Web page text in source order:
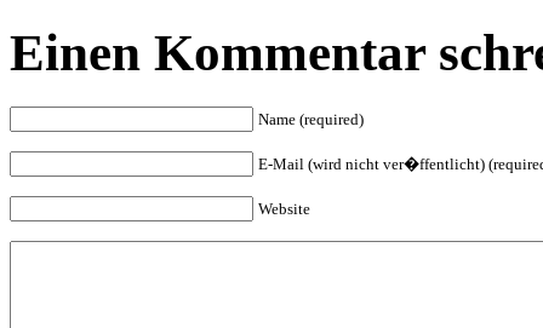
Einen Kommentar
Name (required)
E-Mail (wird nicht ver�ffentlicht)
Website